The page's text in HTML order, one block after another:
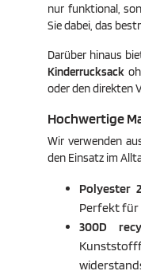
nur funktional,
Sie dabei, das
Darüber hinaus
Kinderrucksack
oder den direkten
Hochwertige
Wir verwenden
den Einsatz im
Polyester
Perfekt für
300D